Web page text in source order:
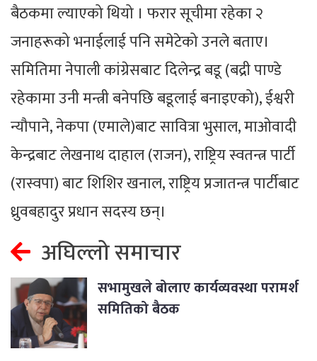
बैठकमा ल्याएको थियो । फरार सूचीमा रहेका २
जनाहरूको भनाईलाई पनि समेटेको उनले बताए।
समितिमा नेपाली कांग्रेसबाट दिलेन्द्र बडू (बद्री पाण्डे
रहेकामा उनी मन्त्री बनेपछि बडूलाई बनाइएको), ईश्वरी
न्यौपाने, नेकपा (एमाले)बाट सावित्रा भुसाल, माओवादी
केन्द्रबाट लेखनाथ दाहाल (राजन), राष्ट्रिय स्वतन्त्र पार्टी
(रास्वपा) बाट शिशिर खनाल, राष्ट्रिय प्रजातन्त्र पार्टीबाट
ध्रुवबहादुर प्रधान सदस्य छन्।
अघिल्लो समाचार
सभामुखले बोलाए कार्यव्यवस्था परामर्श
समितिको बैठक